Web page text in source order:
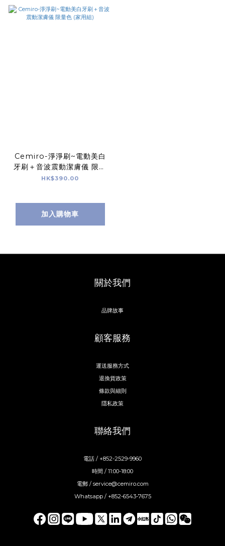
Cemiro-淨淨刷~電動美白
牙刷＋音波震動潔膚儀 限量
色 (家用組)
HK$390.00
加入購物車
關於我們
品牌故事
顧客服務
運送服務方式
退換貨政策
條款與細則
隱私政策
聯絡我們
電話 / +852-2529-9960
時間 / 11:00-18:00
電郵 / service@cemiro.com
Whatsapp / +852-6543-7675